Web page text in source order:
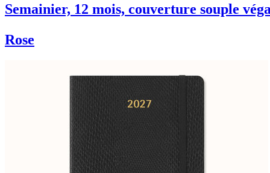
Semainier, 12 mois, couverture souple
Rose